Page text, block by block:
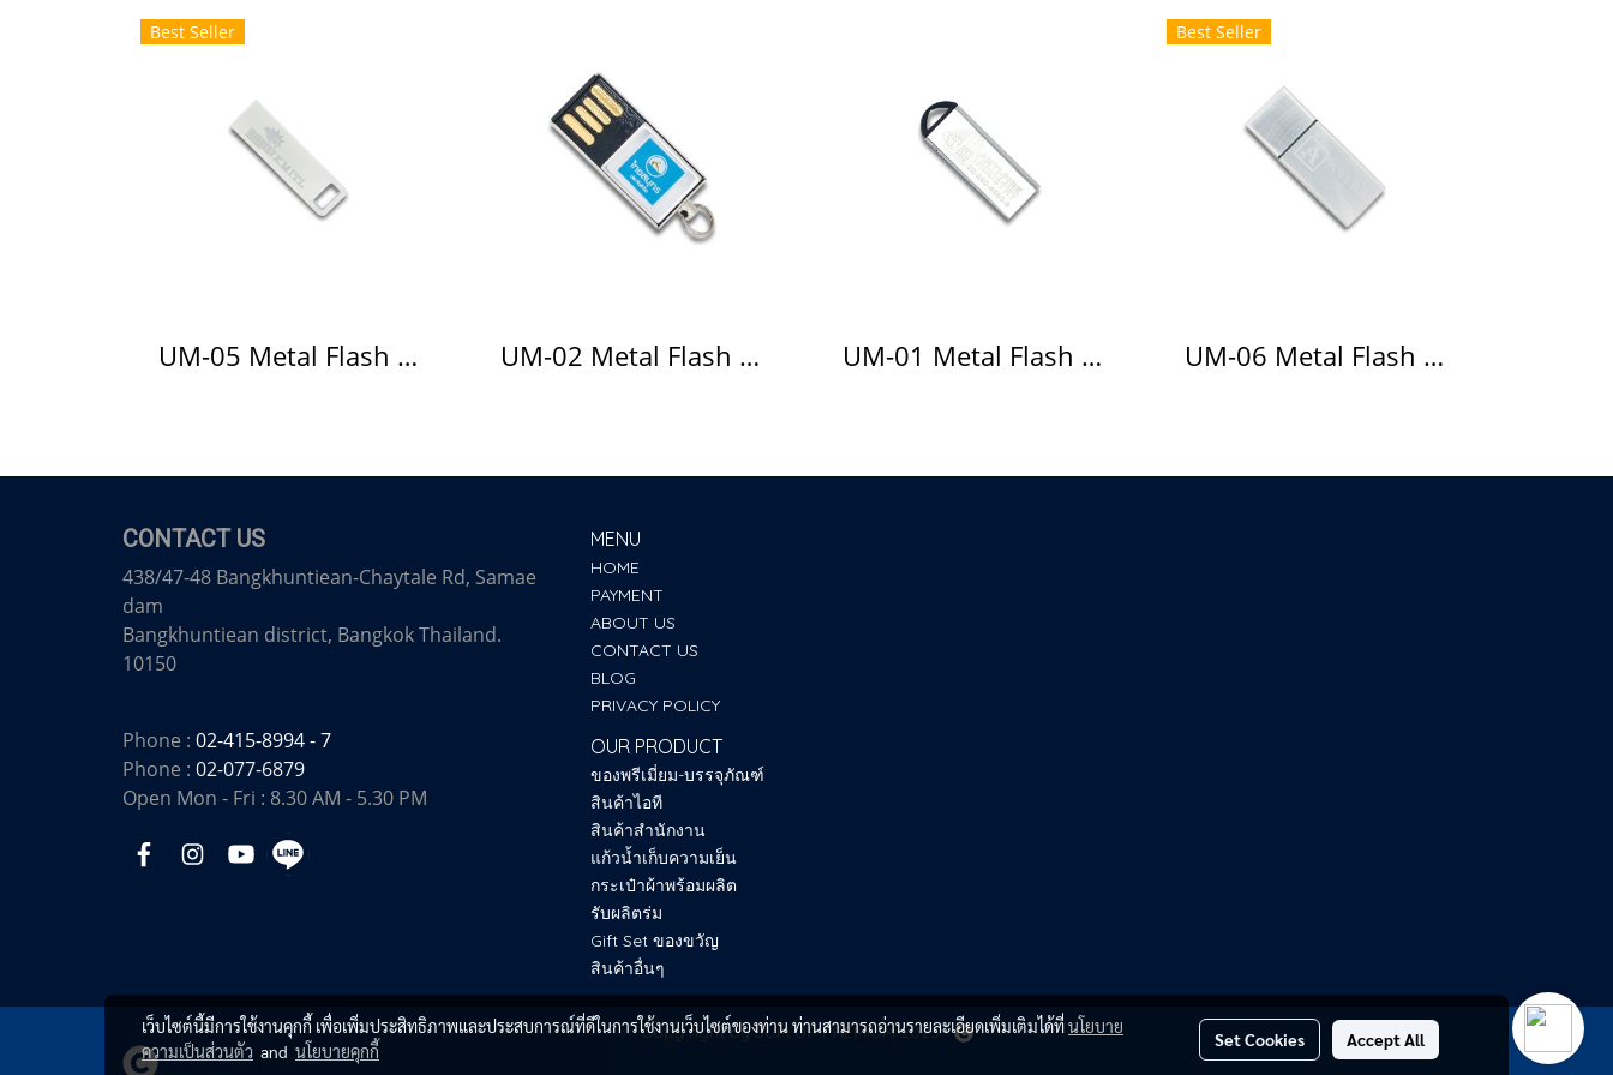
Best Seller
UM-05 Metal Flash Drive แฟลชไดร์ฟโลหะ UM-02 Metal Flash Drive แฟลชไดร์ฟโลหะ UM-01 Metal Flash Drive แฟลชไดร์ฟโลหะ
Best Seller
UM-06 Metal Flash Drive แฟลชไดร์ฟโลหะ
CONTACT US
438/47-48 Bangkhuntiean-Chaytale Rd, Samae
dam
Bangkhuntiean district, Bangkok Thailand.
10150
Phone : 02-415-8994 - 7
Phone : 02-077-6879
Open Mon - Fri : 8.30 AM - 5.30 PM
MENU
HOME
PAYMENT
ABOUT US
CONTACT US
BLOG
PRIVACY POLICY
OUR PRODUCT
ของพรีเมี่ยม-บรรจุภัณฑ์
สินค้าไอที
สินค้าสำนักงาน
แก้วน้ำเก็บความเย็น
กระเป๋าผ้าพร้อมผลิต
รับผลิตร่ม
Gift Set ของขวัญ
สินค้าอื่นๆ
Copy right by SUM UP PREMIUM 2025
เว็บไซต์นี้มีการใช้งานคุกกี้ เพื่อเพิ่มประสิทธิภาพและประสบการณ์ที่ดีในการใช้งานเว็บไซต์ของท่าน ท่านสามารถอ่านรายละเอียดเพิ่มเติมได้ที่นโยบาย
ความเป็นส่วนตัว and นโยบายคุกกี้
Set Cookies Accept All